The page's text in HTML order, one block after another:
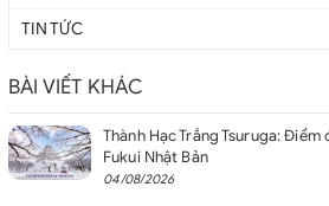
TIN TỨC
BÀI VIẾT KHÁC
Thành Hạc Trắng Tsuruga:
Fukui Nhật Bản
04/08/2026